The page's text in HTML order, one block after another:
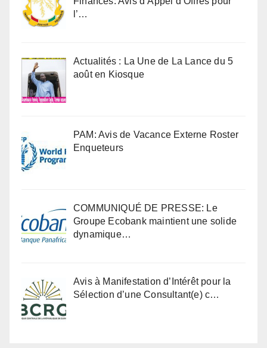
l’…
Actualités : La Une de La Lance du 5
août en Kiosque
PAM: Avis de Vacance Externe Roster
Enqueteurs
COMMUNIQUÉ DE PRESSE: Le
Groupe Ecobank maintient une solide
dynamique…
Avis à Manifestation d’Intérêt pour la
Sélection d’une Consultant(e) c…